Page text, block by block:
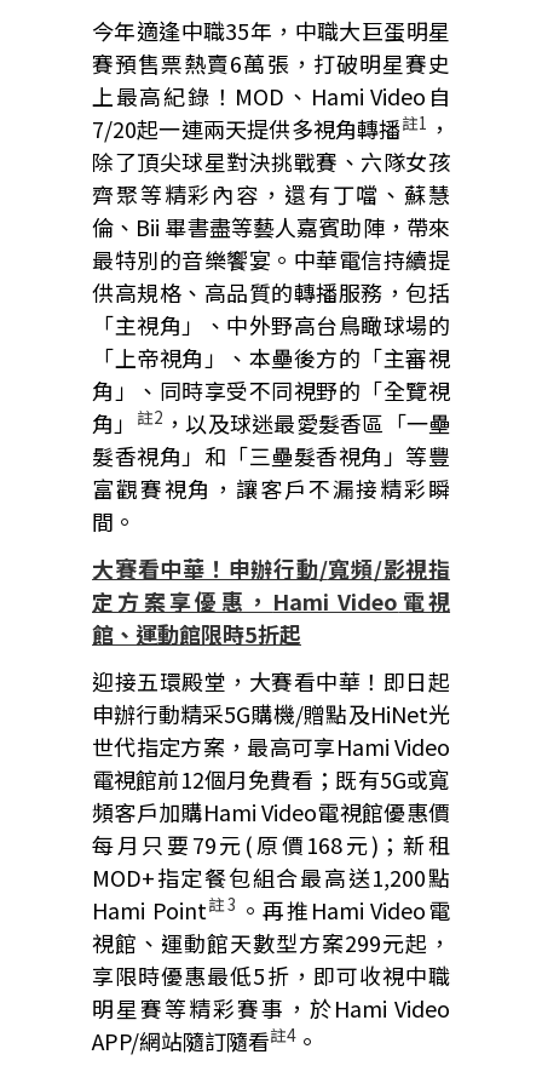
今年適逢中職35年，中職大巨蛋明星
賽預售票熱賣6萬張，打破明星賽史
上最高紀錄！MOD、Hami Video自
7/20起一連兩天提供多視角轉播註1 ，
除了頂尖球星對決挑戰賽、六隊女孩
齊聚等精彩內容，還有丁噹、蘇慧
倫、Bii 畢書盡等藝人嘉賓助陣，帶來
最特別的音樂饗宴。中華電信持續提
供高規格、高品質的轉播服務，包括
「主視角」、中外野高台鳥瞰球場的
「上帝視角」、本壘後方的「主審視
角」、同時享受不同視野的「全覽視
角」
註2 ，以及球迷最愛髮香區「一壘
髮香視角」和「三壘髮香視角」等豐
富觀賽視角，讓客戶不漏接精彩瞬
間。
大賽看中華！申辦行動/寬頻/影視指
定方案享優惠， Hami Video 電視
館、運動館限時5折起
迎接五環殿堂，大賽看中華！即日起
申辦行動精采5G購機/贈點及HiNet光
世代指定方案，最高可享Hami Video
電視館前12個月免費看；既有5G或寬
頻客戶加購Hami Video電視館優惠價
每月只要79元(原價168元)；新租
MOD+指定餐包組合最高送1,200點
Hami Point註3 。再推Hami Video電
視館、運動館天數型方案299元起，
享限時優惠最低5折，即可收視中職
明星賽等精彩賽事，於Hami Video
APP/網站隨訂隨看註4 。